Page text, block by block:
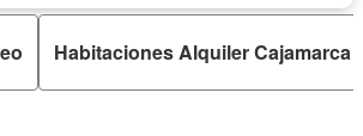
Habitaciones Alquiler Cajamarca